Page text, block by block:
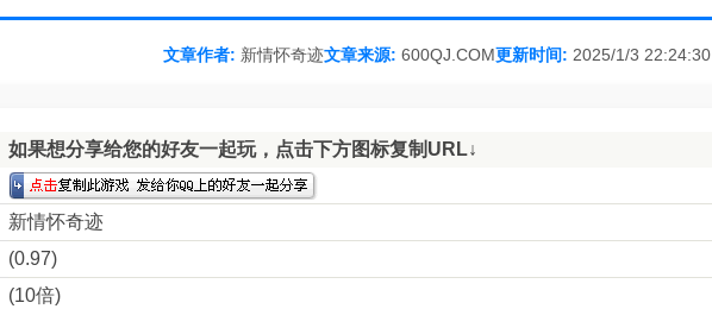
文章作者: 新情怀奇迹文章来源: 600QJ.COM更新时间: 2025/1/3 22:24:30
如果想分享给您的好友一起玩，点击下方图标复制URL↓
新情怀奇迹
(0.97)
(10倍)